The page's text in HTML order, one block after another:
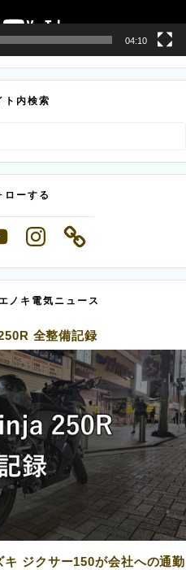
04:10
ト内検索
ローする
Instagram
ノキ電気ニュース
全整備記録
ジクサー150が会社への通勤